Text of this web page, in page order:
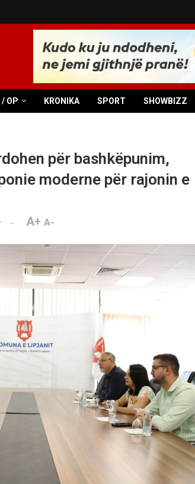
/ OP KRONIKA SPORT SHOWBIZZ
për bashkëpunim,
moderne për rajonin e
A+ A-